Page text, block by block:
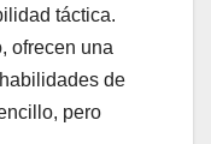
táctica.
ofrecen una
de
pero